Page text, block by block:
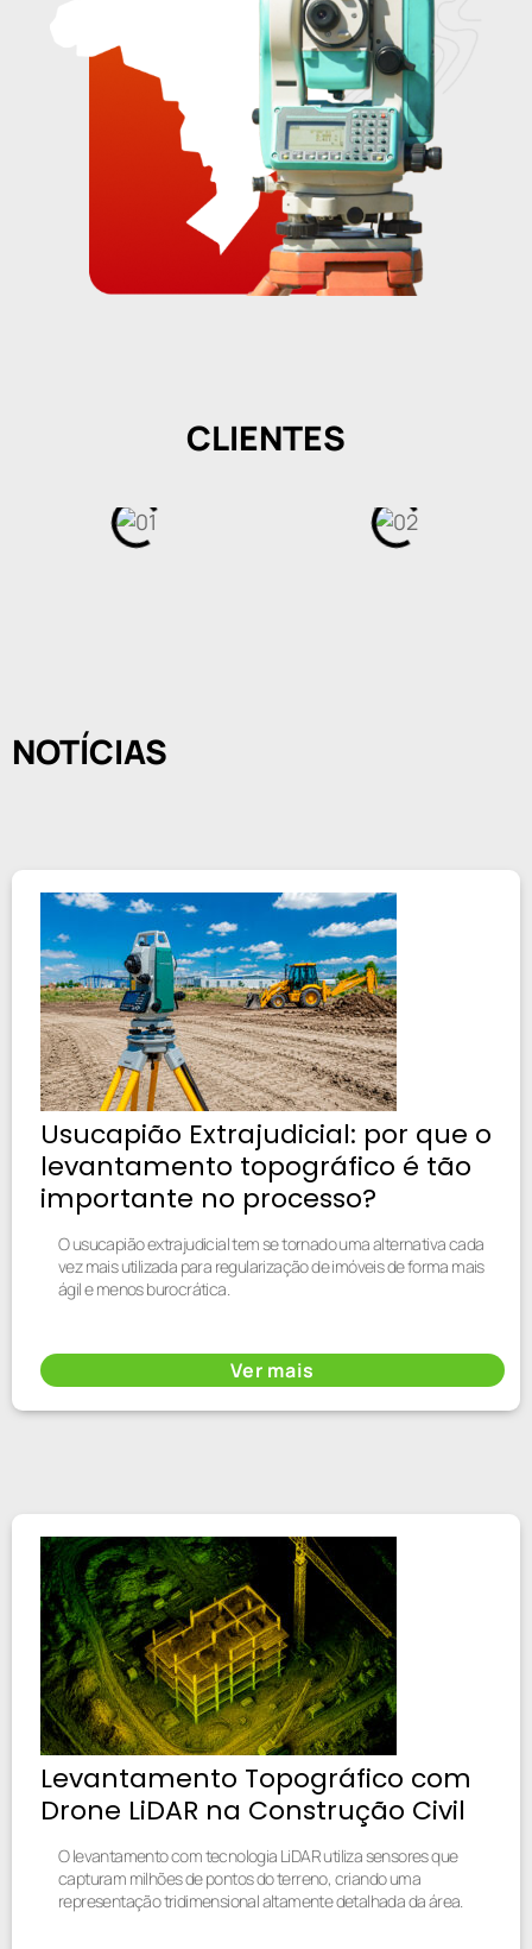
CLIENTES
NOTÍCIAS
Usucapião Extrajudicial: por que o
levantamento topográfico é tão
importante no processo?
O usucapião extrajudicial tem se tornado uma alternativa cada
vez mais utilizada para regularização de imóveis de forma mais
ágil e menos burocrática.
Ver mais
Levantamento Topográfico com
Drone LiDAR na Construção Civil
O levantamento com tecnologia LiDAR utiliza sensores que
capturam milhões de pontos do terreno, criando uma
representação tridimensional altamente detalhada da área.